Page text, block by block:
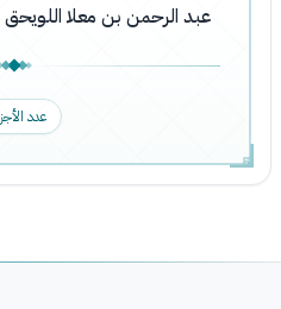
عبد الرحمن بن معلا اللويحق
عدد